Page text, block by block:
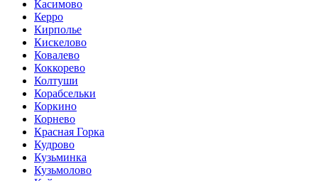
Касимово
Керро
Кирполье
Кискелово
Ковалево
Коккорево
Колтуши
Корабсельки
Коркино
Корнево
Красная Горка
Кудрово
Кузьминка
Кузьмолово